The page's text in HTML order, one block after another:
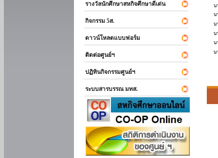
รางวัลนักศึกษาสหกิจศึกษาดีเด่น
กิจกรรม 5ส.
ดาวน์โหลดแบบฟอร์ม
ติดต่อศูนย์ฯ
ปฏิทินกิจกรรมศูนย์ฯ
ระบบสารบรรณ มทส.